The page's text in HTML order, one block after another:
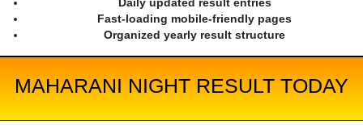
Daily updated result entries
Fast-loading mobile-friendly pages
Organized yearly result structure
MAHARANI NIGHT RESULT TODAY